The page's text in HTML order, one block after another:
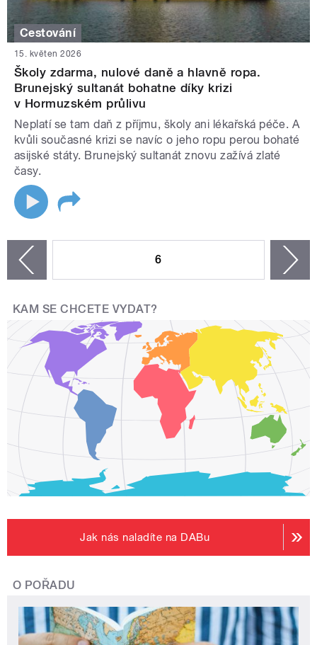
Cestování
15. květen 2026
Školy zdarma, nulové daně a hlavně ropa.
Brunejský sultanát bohatne díky krizi
v Hormuzském průlivu
Neplatí se tam daň z příjmu, školy ani lékařská péče. A
kvůli současné krizi se navíc o jeho ropu perou bohaté
asijské státy. Brunejský sultanát znovu zažívá zlaté
časy.
6
KAM SE CHCETE VYDAT?
Jak nás naladíte na DABu
O POŘADU